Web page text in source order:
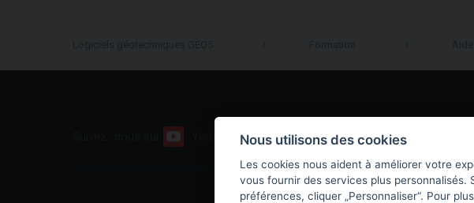
Facebook LinkedIn
Nous utilisons des cookies
Les cookies nous aident à améliorer votre
vous fournir des services plus personnalisés.
préférences, cliquer „Personnaliser“. Pour